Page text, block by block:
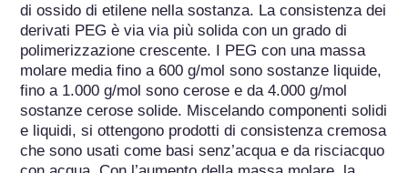
di ossido di etilene nella sostanza. La consistenza dei
derivati PEG è via via più solida con un grado di
polimerizzazione crescente. I PEG con una massa
molare media fino a 600 g/mol sono sostanze liquide,
fino a 1.000 g/mol sono cerose e da 4.000 g/mol
sostanze cerose solide. Miscelando componenti solidi
e liquidi, si ottengono prodotti di consistenza cremosa
che sono usati come basi senz’acqua e da risciacquo